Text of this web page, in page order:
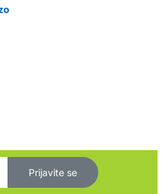
Prijavite se